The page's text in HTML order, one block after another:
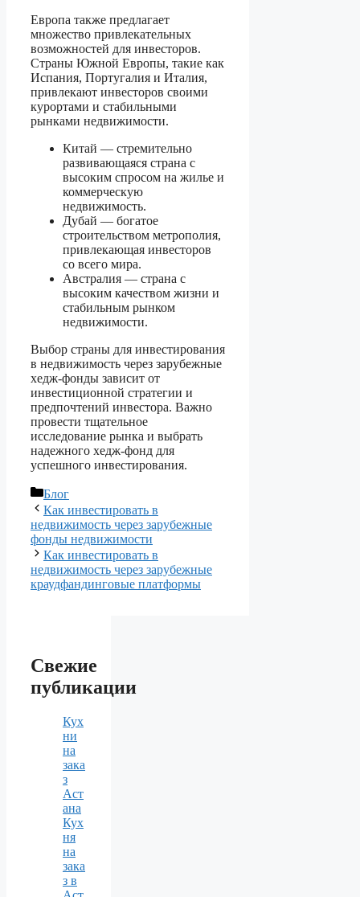
Европа также предлагает
множество привлекательных
возможностей для инвесторов.
Страны Южной Европы, такие как
Испания, Португалия и Италия,
привлекают инвесторов своими
курортами и стабильными
рынками недвижимости.
Китай — стремительно
развивающаяся страна с
высоким спросом на жилье и
коммерческую
недвижимость.
Дубай — богатое
строительством метрополия,
привлекающая инвесторов
со всего мира.
Австралия — страна с
высоким качеством жизни и
стабильным рынком
недвижимости.
Выбор страны для инвестирования
в недвижимость через зарубежные
хедж-фонды зависит от
инвестиционной стратегии и
предпочтений инвестора. Важно
провести тщательное
исследование рынка и выбрать
надежного хедж-фонд для
успешного инвестирования.
Рубрики
Блог
Как инвестировать в
недвижимость через зарубежные
фонды недвижимости
Как инвестировать в
недвижимость через зарубежные
краудфандинговые платформы
Свежие
публикации
Кух
ни
на
зака
з
Аст
ана
Кух
ня
на
зака
з в